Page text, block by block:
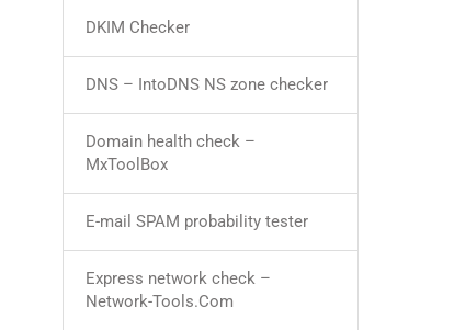
DKIM Checker
DNS – IntoDNS NS zone checker
Domain health check –
MxToolBox
E-mail SPAM probability tester
Express network check –
Network-Tools.Com